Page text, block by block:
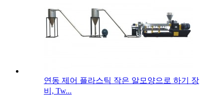
연동 제어 플라스틱 작은 알모양으로 하기 장
비, Tw...